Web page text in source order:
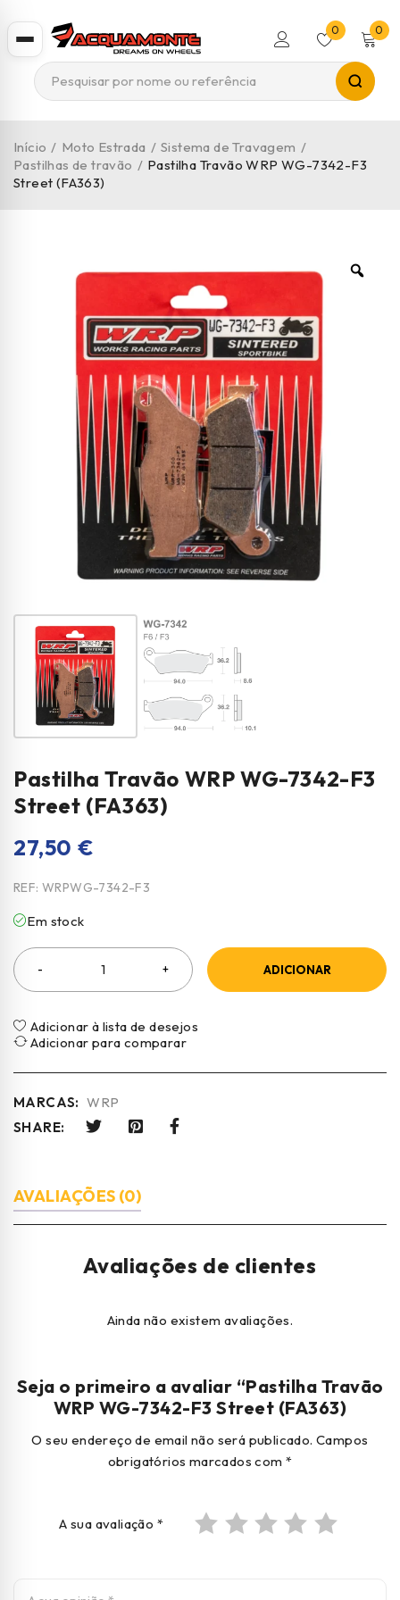
0 0
Início / Moto Estrada / Sistema de Travagem /
Pastilhas de travão / Pastilha Travão WRP WG-7342-F3
Street (FA363)
Pastilha Travão WRP WG-7342-F3
Street (FA363)
27,50 €
REF: WRPWG-7342-F3
Em stock
ADICIONAR
Adicionar à lista de desejos
Adicionar para comparar
MARCAS: WRP
SHARE:
AVALIAÇÕES (0)
Avaliações de clientes
Ainda não existem avaliações.
Seja o primeiro a avaliar “Pastilha Travão
WRP WG-7342-F3 Street (FA363)
O seu endereço de email não será publicado. Campos
obrigatórios marcados com *
A sua avaliação *